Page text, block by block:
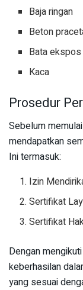
Baja ringan
Beton
Bata ekspos
Kaca
Prosedur
Sebelum
mendapatkan
Ini termasuk:
Izin
Sertifikat
Sertifikat
Dengan
keberhasilan
yang sesuai